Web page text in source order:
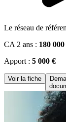
Le réseau de
CA 2 ans : 180 000
Apport : 5 000 €
Voir la fiche